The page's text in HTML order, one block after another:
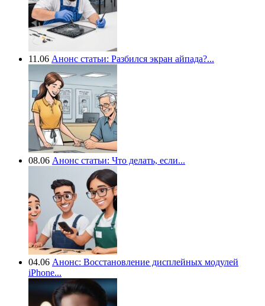
11.06 Анонс статьи: Разбился экран айпада?...
08.06 Анонс статьи: Что делать, если...
04.06 Анонс: Восстановление дисплейных модулей
iPhone...